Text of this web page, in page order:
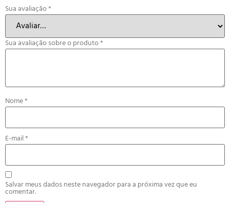
Sua avaliação*
Sua avaliação sobre o produto*
Nome*
E-mail*
Salvar meus dados neste navegador para a próxima vez que eu
comentar.